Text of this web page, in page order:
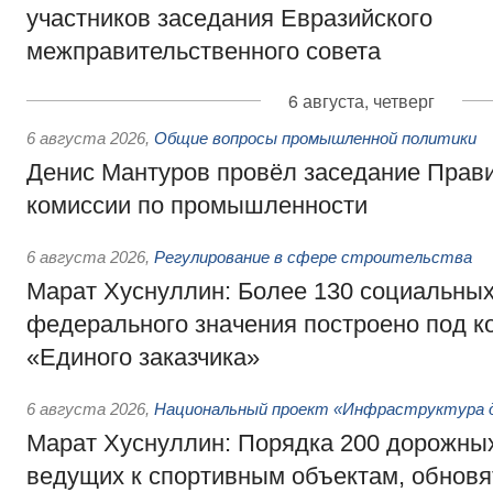
участников заседания Евразийского
межправительственного совета
6 августа, четверг
6 августа 2026, Общие вопросы промышленной политики
Денис Мантуров провёл заседание
комиссии по промышленности
6 августа 2026, Регулирование в сфере строительства
Марат Хуснуллин: Более 130
федерального значения построено под
«Единого заказчика»
6 августа 2026, Национальный проект «Инфраструктура
Марат Хуснуллин: Порядка 200
ведущих к спортивным объектам,